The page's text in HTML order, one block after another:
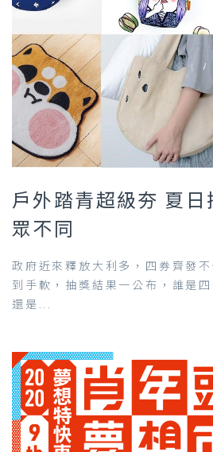
戶外踏青超級夯 夏日
眾不同
政府近來釋放大利多，四券齊發
到手軟，抽獎結果一公布，誰是
還是...